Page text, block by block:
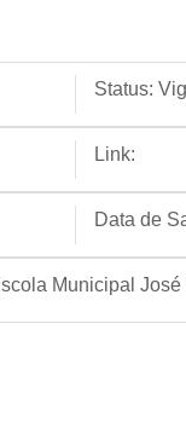
Status:
Link:
Data de
Municipal